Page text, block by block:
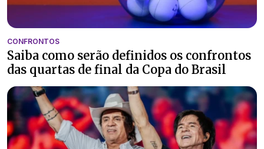
CONFRONTOS
Saiba como serão definidos os confrontos
das quartas de final da Copa do Brasil